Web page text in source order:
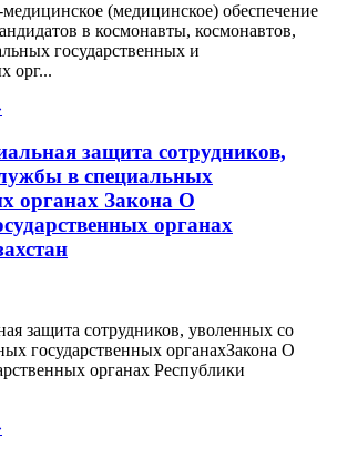
(медицинское) обеспечение
в космонавты, космонавтов,
государственных и
орг...
защита сотрудников,
в специальных
органах Закона О
органах
защита сотрудников, уволенных со
государственных органахЗакона О
органах Республики